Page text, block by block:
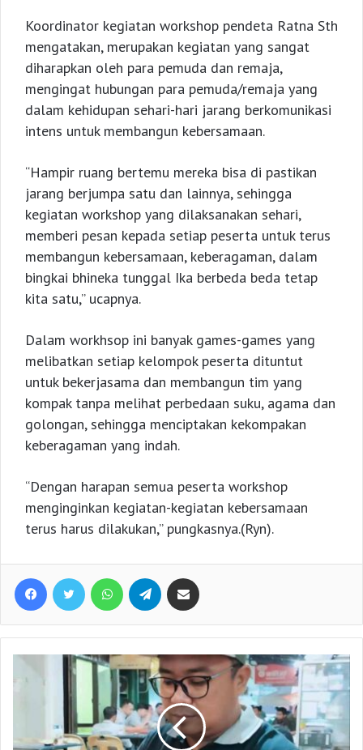
Koordinator kegiatan workshop pendeta Ratna Sth
mengatakan, merupakan kegiatan yang sangat
diharapkan oleh para pemuda dan remaja,
mengingat hubungan para pemuda/remaja yang
dalam kehidupan sehari-hari jarang berkomunikasi
intens untuk membangun kebersamaan.
“Hampir ruang bertemu mereka bisa di pastikan
jarang berjumpa satu dan lainnya, sehingga
kegiatan workshop yang dilaksanakan sehari,
memberi pesan kepada setiap peserta untuk terus
membangun kebersamaan, keberagaman, dalam
bingkai bhineka tunggal Ika berbeda beda tetap
kita satu,” ucapnya.
Dalam workhsop ini banyak games-games yang
melibatkan setiap kelompok peserta dituntut
untuk bekerjasama dan membangun tim yang
kompak tanpa melihat perbedaan suku, agama dan
golongan, sehingga menciptakan kekompakan
keberagaman yang indah.
“Dengan harapan semua peserta workshop
menginginkan kegiatan-kegiatan kebersamaan
terus harus dilakukan,” pungkasnya.(Ryn).
Facebook Twitter WhatsApp Telegram